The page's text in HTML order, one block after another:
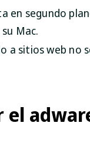
en segundo
Mac.
a sitios web no
el